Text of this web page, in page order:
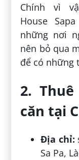
Chính vì
House
những nơi
nên bỏ qua
để có những
2.
căn tại
Địa chỉ:
Sa Pa,